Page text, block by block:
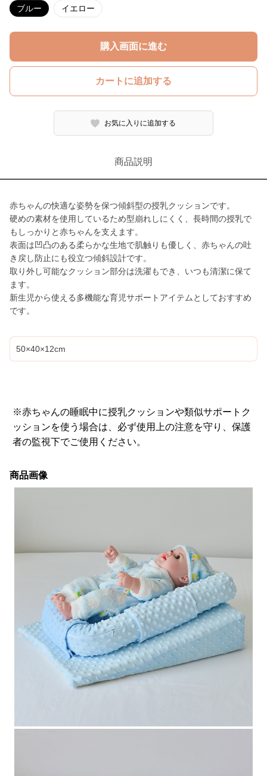
ブルー イエロー
購入画面に進む
カートに追加する
お気に入りに追加する
商品説明
赤ちゃんの快適な姿勢を保つ傾斜型の授乳クッションです。
硬めの素材を使用しているため型崩れしにくく、長時間の授乳で
もしっかりと赤ちゃんを支えます。
表面は凹凸のある柔らかな生地で肌触りも優しく、赤ちゃんの吐
き戻し防止にも役立つ傾斜設計です。
取り外し可能なクッション部分は洗濯もでき、いつも清潔に保て
ます。
新生児から使える多機能な育児サポートアイテムとしておすすめ
です。
50×40×12cm
※赤ちゃんの睡眠中に授乳クッションや類似サポートク
ッションを使う場合は、必ず使用上の注意を守り、保護
者の監視下でご使用ください。
商品画像